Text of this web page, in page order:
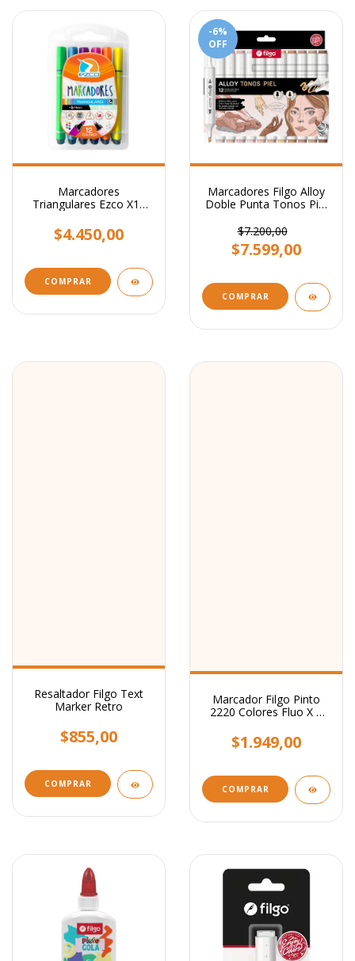
Marcadores
Triangulares Ezco X12
Neón
$4.450,00
-6%
OFF
Marcadores Filgo Alloy
Doble Punta Tonos Piel
$7.200,00
$7.599,00
Resaltador Filgo Text
Marker Retro
$855,00
COMPRAR
Marcador Filgo Pinto
2220 Colores Fluo X 6
$1.949,00